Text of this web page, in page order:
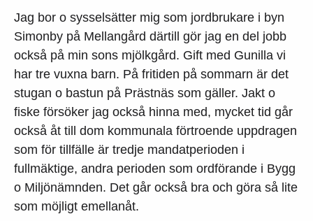
Jag bor o sysselsätter mig som jordbrukare i byn
Simonby på Mellangård därtill gör jag en del jobb
också på min sons mjölkgård. Gift med Gunilla vi
har tre vuxna barn. På fritiden på sommarn är det
stugan o bastun på Prästnäs som gäller. Jakt o
fiske försöker jag också hinna med, mycket tid går
också åt till dom kommunala förtroende uppdragen
som för tillfälle är tredje mandatperioden i
fullmäktige, andra perioden som ordförande i Bygg
o Miljönämnden. Det går också bra och göra så lite
som möjligt emellanåt.